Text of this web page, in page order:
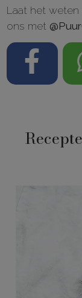
Laat het weten
ons met